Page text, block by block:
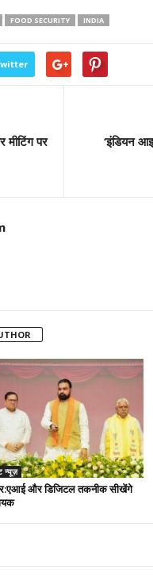
FOOD SECURITY INDIA
मीटिंग पर
‘इंडियन
न्यूज़
और डिजिटल तकनीक सीखेंगे